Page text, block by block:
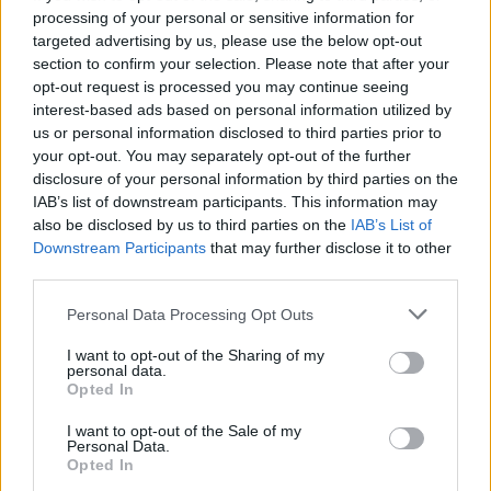
processing of your personal or sensitive information for
targeted advertising by us, please use the below opt-out
section to confirm your selection. Please note that after your
opt-out request is processed you may continue seeing
interest-based ads based on personal information utilized by
us or personal information disclosed to third parties prior to
your opt-out. You may separately opt-out of the further
disclosure of your personal information by third parties on the
IAB’s list of downstream participants. This information may
also be disclosed by us to third parties on the IAB’s List of
Downstream Participants that may further disclose it to other
Please note that this website/app uses one or more Google
not limited to your visit or usage behaviour. You may click to
grant or deny consent to Google and its third-party tags to
use your data for below specified purposes in below Google
consent section.
Personal Data Processing Opt Outs
I want to opt-out of the Sharing of my
personal data.
Opted In
I want to opt-out of the Sale of my
Personal Data.
Opted In
παρέχουν και την απαραίτητη υποδομή για την
υποστήριξη της απομακρυσμένης εργασίας.